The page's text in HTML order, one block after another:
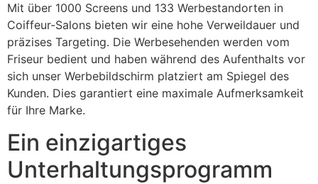
Mit über 1000 Screens und 133 Werbestandorten in
Coiffeur-Salons bieten wir eine hohe Verweildauer und
präzises Targeting. Die Werbesehenden werden vom
Friseur bedient und haben während des Aufenthalts vor
sich unser Werbebildschirm platziert am Spiegel des
Kunden. Dies garantiert eine maximale Aufmerksamkeit
für Ihre Marke.
Ein einzigartiges
Unterhaltungsprogramm